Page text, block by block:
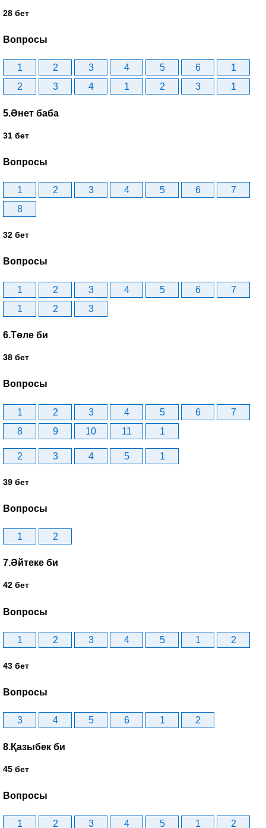
28 бет
Вопросы
1 2 3 4 5 6
1
2
3 4 1 2 3 1
5.Әнет баба
31 бет
Вопросы
1 2 3 4 5 6
7
8
32 бет
Вопросы
1 2 3 4 5 6
7
1
2 3
6.Төле би
38 бет
Вопросы
1 2 3 4 5 6
7
8
9 10 11 1
2 3 4 5 1
39 бет
Вопросы
1 2
7.Әйтеке би
42 бет
Вопросы
1 2 3 4 5 1 2
43 бет
Вопросы
3 4 5 6 1 2
8.Қазыбек би
45 бет
Вопросы
1 2 3 4 5 1 2